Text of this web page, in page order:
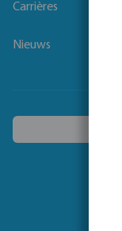
Carrières
Nieuws